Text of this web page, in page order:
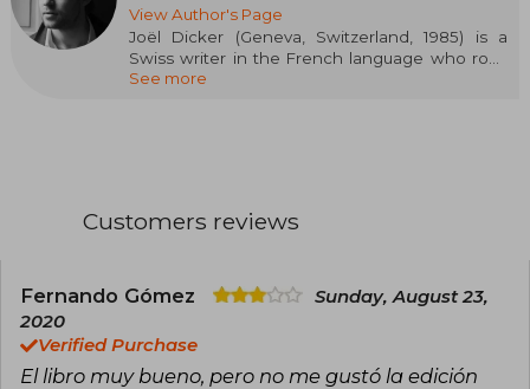
View Author's Page
Joël Dicker (Geneva, Switzerland, 1985) is a
Swiss writer in the French language who rose
to international fame with La verdad sobre el
nuestros padres (2010), but it was the Goncourt
catapulted him to success. His narrative is
structures, and the creation of addictive
suspense.
See more
Customers reviews
Fernando Gómez
Sunday, August 23,
2020
Verified Purchase
El libro muy bueno, pero no me gustó la edición